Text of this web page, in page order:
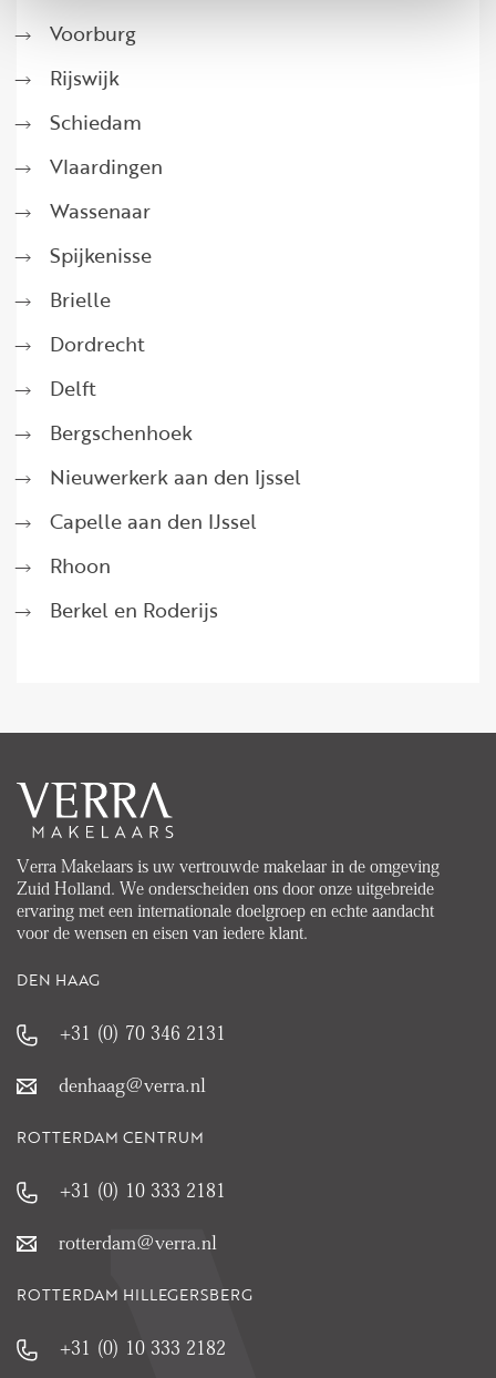
Voorburg
Rijswijk
Schiedam
Vlaardingen
Wassenaar
Spijkenisse
Brielle
Dordrecht
Delft
Bergschenhoek
Nieuwerkerk aan den Ijssel
Capelle aan den IJssel
Rhoon
Berkel en Roderijs
Verra Makelaars is uw vertrouwde makelaar in de omgeving
Zuid Holland. We onderscheiden ons door onze uitgebreide
ervaring met een internationale doelgroep en echte aandacht
voor de wensen en eisen van iedere klant.
DEN HAAG
+31 (0) 70 346 2131
denhaag@verra.nl
ROTTERDAM CENTRUM
+31 (0) 10 333 2181
rotterdam@verra.nl
ROTTERDAM HILLEGERSBERG
+31 (0) 10 333 2182